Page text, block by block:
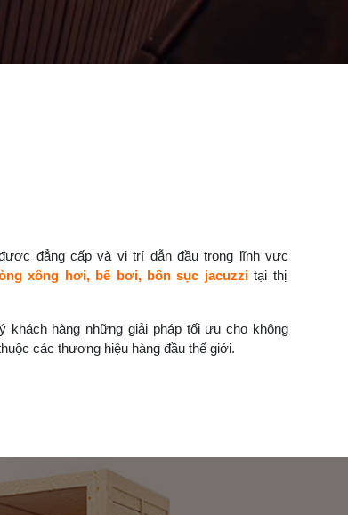
đẳng cấp và vị trí dẫn đầu trong lĩnh vực
xông hơi, bể bơi, bồn sục jacuzzi tại thị
khách hàng những giải pháp tối ưu cho không
các thương hiệu hàng đầu thế giới.